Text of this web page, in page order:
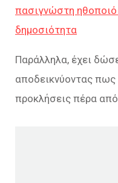
πασιγνώστη ηθοποιό
δημοσιότητα
Παράλληλα, έχει
αποδεικνύοντας
προκλήσεις πέρα